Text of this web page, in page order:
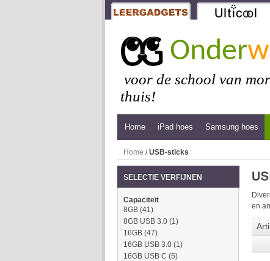
Onder
voor de school van
thuis!
Home iPad hoes Samsung hoes
Home /USB-sticks
en
SELECTIE VERFIJNEN
Capaciteit
8GB (41)
8GB USB 3.0 (1)
16GB (47)
16GB USB 3.0 (1)
16GB USB C (5)